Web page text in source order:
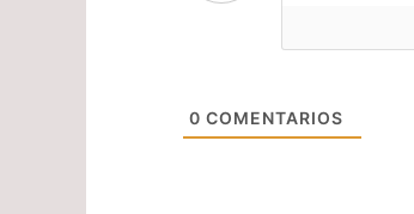
0 COMENTARIOS